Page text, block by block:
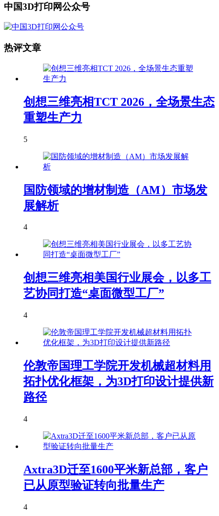
中国3D打印网公众号
热评文章
创想三维亮相TCT 2026，全场景生态
重塑生产力
5
国防领域的增材制造（AM）市场发
展解析
4
创想三维亮相美国行业展会，以多工
艺协同打造“桌面微型工厂”
4
伦敦帝国理工学院开发机械超材料用
拓扑优化框架，为3D打印设计提供新
路径
4
Axtra3D迁至1600平米新总部，客户
已从原型验证转向批量生产
4